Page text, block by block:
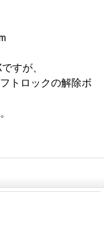
すが、
トロックの解除ボ